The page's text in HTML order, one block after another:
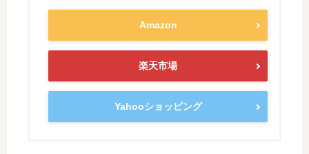
Amazon
楽天市場
Yahooショッピング